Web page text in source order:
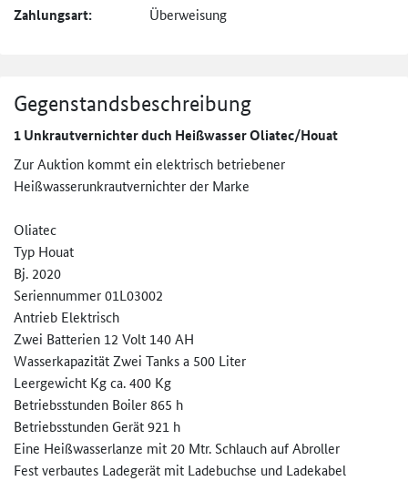
Zahlungsart: Überweisung
Gegenstandsbeschreibung
1 Unkrautvernichter duch Heißwasser Oliatec/Houat
Zur Auktion kommt ein elektrisch betriebener
Heißwasserunkrautvernichter der Marke
Oliatec
Typ Houat
Bj. 2020
Seriennummer 01L03002
Antrieb Elektrisch
Zwei Batterien 12 Volt 140 AH
Wasserkapazität Zwei Tanks a 500 Liter
Leergewicht Kg ca. 400 Kg
Betriebsstunden Boiler 865 h
Betriebsstunden Gerät 921 h
Eine Heißwasserlanze mit 20 Mtr. Schlauch auf Abroller
Fest verbautes Ladegerät mit Ladebuchse und Ladekabel